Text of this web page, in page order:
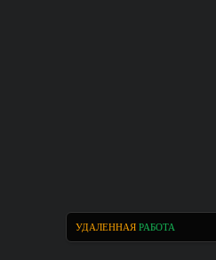
УДАЛЕННАЯ РАБОТА